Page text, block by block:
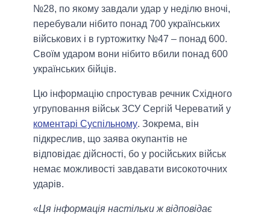
№28, по якому завдали удар у неділю вночі,
перебували нібито понад 700 українських
військових і в гуртожитку №47 – понад 600.
Своїм ударом вони нібито вбили понад 600
українських бійців.
Цю інформацію спростував речник Східного
угруповання військ ЗСУ Сергій Череватий у
коментарі Суспільному. Зокрема, він
підкреслив, що заява окупантів не
відповідає дійсності, бо у російських військ
немає можливості завдавати високоточних
ударів.
«Ця інформація настільки ж відповідає